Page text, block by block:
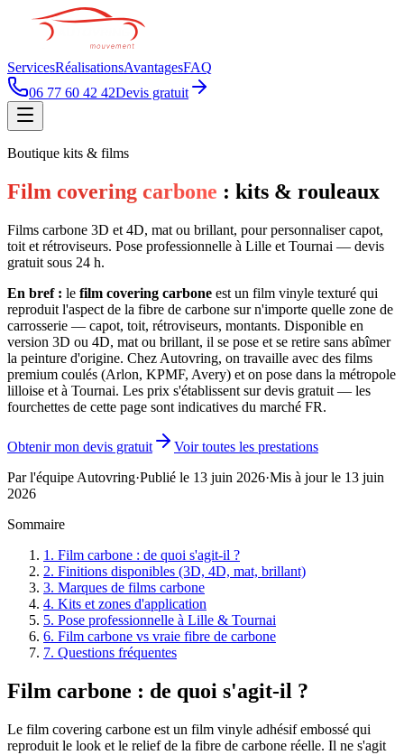
ServicesRéalisationsAvantagesFAQ
06 77 60 42 42Devis gratuit
Boutique kits & films
Film covering carbone : kits & rouleaux
Films carbone 3D et 4D, mat ou brillant, pour personnaliser capot,
toit et rétroviseurs. Pose professionnelle à Lille et Tournai — devis
gratuit sous 24 h.
En bref : le film covering carbone est un film vinyle texturé qui
reproduit l'aspect de la fibre de carbone sur n'importe quelle zone de
carrosserie — capot, toit, rétroviseurs, montants. Disponible en
version 3D ou 4D, mat ou brillant, il se pose et se retire sans abîmer
la peinture d'origine. Chez Autovring, on travaille avec des films
premium coulés (Arlon, KPMF, Avery) et on pose dans la métropole
lilloise et à Tournai. Les prix s'établissent sur devis gratuit — les
fourchettes de cette page sont indicatives du marché FR.
Obtenir mon devis gratuit
Voir toutes les prestations
Par l'équipe Autovring·Publié le 13 juin 2026·Mis à jour le 13 juin
2026
Sommaire
1 . Film carbone : de quoi s'agit-il ?
2. Finitions disponibles (3D, 4D, mat, brillant)
3. Marques de films carbone
4. Kits et zones d'application
5. Pose professionnelle à Lille & Tournai
6. Film carbone vs vraie fibre de carbone
7. Questions fréquentes
Film carbone : de quoi s'agit-il ?
Le film covering carbone est un film vinyle adhésif embossé qui
reproduit le look et le relief de la fibre de carbone réelle. Il ne s'agit